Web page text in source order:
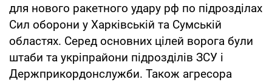
для нового ракетного удару рф по підрозділах
Сил оборони у Харківській та Сумській
областях. Серед основних цілей ворога були
штаби та укріпрайони підрозділів ЗСУ і
Держприкордонслужби. Також агресора